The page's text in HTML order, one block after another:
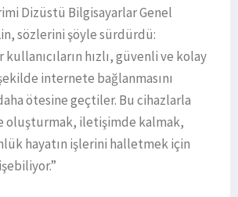
Dizüstü Bilgisayarlar Genel
sözlerini şöyle sürdürdü:
kullanıcıların hızlı, güvenli ve kolay
internete bağlanmasını
ötesine geçtiler. Bu cihazlarla
oluşturmak, iletişimde kalmak,
hayatın işlerini halletmek için